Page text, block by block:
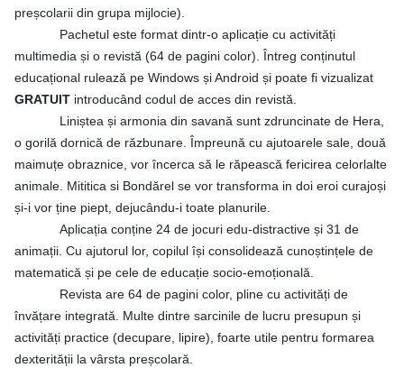
preșcolarii din grupa mijlocie).
Pachetul este format dintr-o aplicație cu activități
multimedia și o revistă (64 de pagini color). Întreg conținutul
educațional rulează pe Windows și Android și poate fi vizualizat
GRATUIT introducând codul de acces din revistă.
Liniștea și armonia din savană sunt zdruncinate de Hera,
o gorilă dornică de răzbunare. Împreună cu ajutoarele sale, două
maimuțe obraznice, vor încerca să le răpească fericirea celorlalte
animale. Mititica si Bondărel se vor transforma in doi eroi curajoși
și-i vor ține piept, dejucându-i toate planurile.
Aplicația conține 24 de jocuri edu-distractive și 31 de
animații. Cu ajutorul lor, copilul își consolidează cunoștințele de
matematică și pe cele de educație socio-emoțională.
Revista are 64 de pagini color, pline cu activități de
învățare integrată. Multe dintre sarcinile de lucru presupun și
activități practice (decupare, lipire), foarte utile pentru formarea
dexterității la vârsta preșcolară.